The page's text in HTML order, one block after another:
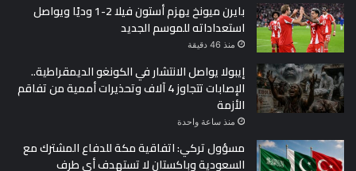
بايرن ميونخ يهزم أستون فيلا 2-1 وديًا ويواصل
استعداداته للموسم الجديد
منذ 46 دقيقة
إيبولا يواصل الانتشار في الكونغو الديمقراطية..
الإصابات تتجاوز 4 آلاف وتحذيرات أممية من تفاقم
الأزمة
منذ ساعة واحدة
مسؤول تركي: اتفاقية مكة للدفاع المشترك مع
السعودية وباكستان لا تستهدف أي طرف